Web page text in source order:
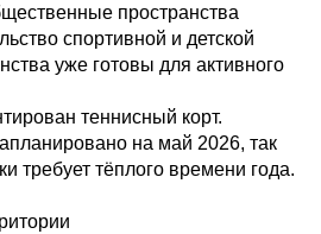
пространства
спортивной и детской
уже готовы для активного
теннисный корт.
на май 2026, так
требует тёплого времени года.